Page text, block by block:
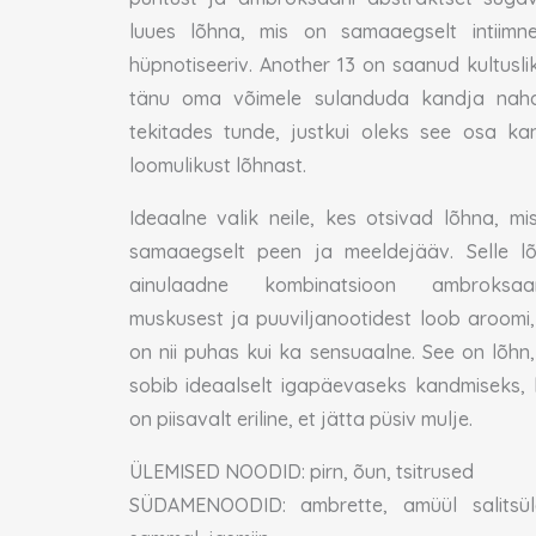
luues lõhna, mis on samaaegselt
hüpnotiseeriv. Another 13 on saanud
tänu oma võimele sulanduda kandja
tekitades tunde, justkui oleks see osa
loomulikust lõhnast.
Ideaalne valik neile, kes otsivad lõhna,
samaaegselt peen ja meeldejääv. Selle
ainulaadne kombinatsioon
muskusest ja puuviljanootidest loob aroomi,
on nii puhas kui ka sensuaalne. See on
sobib ideaalselt igapäevaseks kandmiseks,
on piisavalt eriline, et jätta püsiv mulje.
ÜLEMISED NOODID: pirn, õun, tsitrused
SÜDAMENOODID: ambrette, amüül